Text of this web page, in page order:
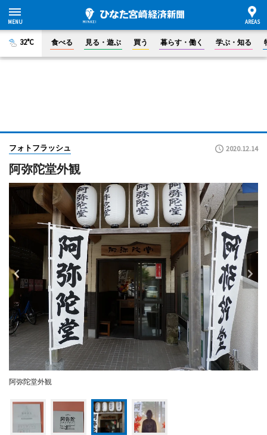
32°C 食べる 見る・遊ぶ 買う 暮らす・働く 学ぶ・知る
フォトフラッシュ 2020.12.14
阿弥陀堂外観
阿弥陀堂外観